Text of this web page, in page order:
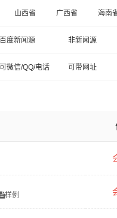
山西省 广西省 海南
百度新闻源 非新闻源
可微信/QQ/电话 可带网址
样例